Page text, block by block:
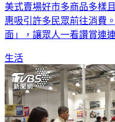
美式賣場好市多商品多樣
惠吸引許多民眾前往消費
面」，讓眾人一看讚賞連
生活